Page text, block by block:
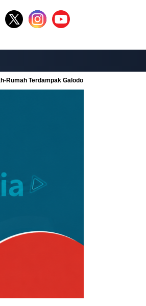
Rumah Terdampak Galodo